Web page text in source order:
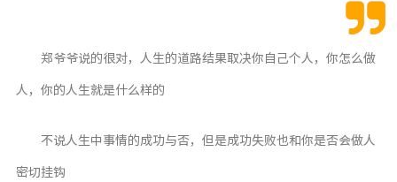
郑爷爷说的很对，人生的道路结果取决你自己个人，你怎么做
人，你的人生就是什么样的
不说人生中事情的成功与否，但是成功失败也和你是否会做人
密切挂钩
影视
日历